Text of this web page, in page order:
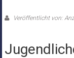
Veröffentlicht von: